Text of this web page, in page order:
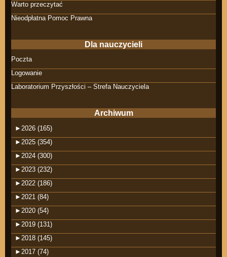
Warto przeczytać
Nieodpłatna Pomoc Prawna
Dla nauczycieli
Poczta
Logowanie
Laboratorium Przyszłości – Strefa Nauczyciela
Archiwum
► 2026 (165)
► 2025 (354)
► 2024 (300)
► 2023 (232)
► 2022 (186)
► 2021 (84)
► 2020 (54)
► 2019 (131)
► 2018 (145)
► 2017 (74)